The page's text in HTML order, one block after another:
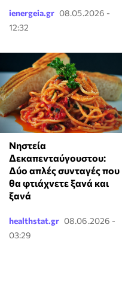
ienergeia.gr 08.05.2026 -
12:32
Νηστεία
Δεκαπενταύγουστου:
Δύο απλές συνταγές που
θα φτιάχνετε ξανά και
ξανά
healthstat.gr 08.06.2026 -
03:29